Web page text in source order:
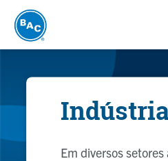
para
conteúdo
Em diversos